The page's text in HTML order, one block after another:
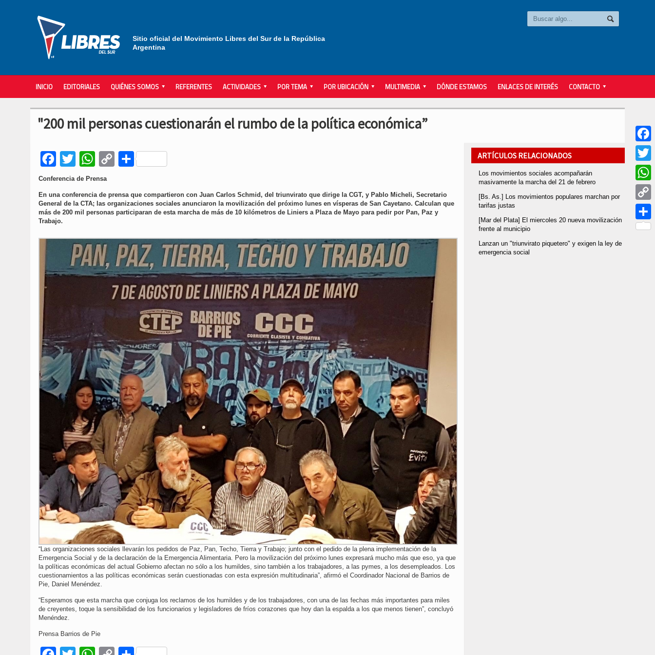
Sitio oficial del Movimiento Libres del Sur de la República
Argentina
INICIO EDITORIALES QUIÉNES SOMOS REFERENTES ACTIVIDADES POR TEMA POR UBICACIÓN MULTIMEDIA DÓNDE ESTAMOS ENLACES DE INTERÉS CONTACTO
"200 mil personas cuestionarán el rumbo de la política económica”
Facebook
TwitterWhatsApp
CopyCompartir
Conferencia de Prensa
En una conferencia de prensa que compartieron con Juan Carlos Schmid, del triunvirato que dirige la CGT, y Pablo Micheli, Secretario
General de la CTA; las organizaciones sociales anunciaron la movilización del próximo lunes en vísperas de San Cayetano. Calculan que
más de 200 mil personas participaran de esta marcha de más de 10 kilómetros de Liniers a Plaza de Mayo para pedir por Pan, Paz y
Trabajo.
“Las organizaciones sociales llevarán los pedidos de Paz, Pan, Techo, Tierra y Trabajo; junto con el pedido de la plena implementación de la
Emergencia Social y de la declaración de la Emergencia Alimentaria. Pero la movilización del próximo lunes expresará mucho más que eso, ya que
la políticas económicas del actual Gobierno afectan no sólo a los humildes, sino también a los trabajadores, a las pymes, a los desempleados. Los
cuestionamientos a las políticas económicas serán cuestionadas con esta expresión multitudinaria”, afirmó el Coordinador Nacional de Barrios de
Pie, Daniel Menéndez.
“Esperamos que esta marcha que conjuga los reclamos de los humildes y de los trabajadores, con una de las fechas más importantes para miles
de creyentes, toque la sensibilidad de los funcionarios y legisladores de fríos corazones que hoy dan la espalda a los que menos tienen”, concluyó
Menéndez.
Prensa Barrios de Pie
ARTÍCULOS RELACIONADOS
Los movimientos sociales acompañarán
masivamente la marcha del 21 de febrero
[Bs. As.] Los movimientos populares marchan por
tarifas justas
[Mar del Plata] El miercoles 20 nueva movilización
frente al municipio
Lanzan un "triunvirato piquetero" y exigen la ley de
emergencia social
Twitter
Copy
Link